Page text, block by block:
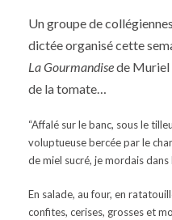
Un groupe de
dictée organisé cette
La Gourmandisede Muriel
de la tomate…
“Affalé sur le banc, sous le
voluptueuse bercée par le
de miel sucré, je mordais
En salade, au four, en
confites, cerises, grosses et